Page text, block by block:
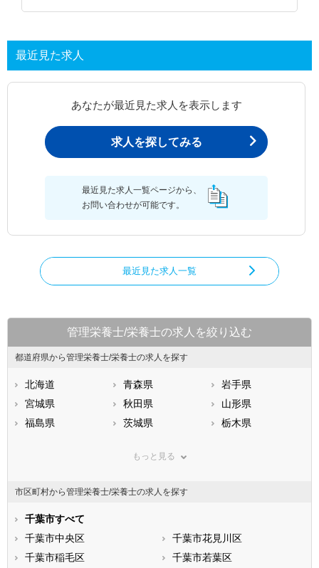
最近見た求人
あなたが最近見た求人を表示します
求人を探してみる
最近見た求人一覧ページから、
お問い合わせが可能です。
最近見た求人一覧
管理栄養士/栄養士の求人を絞り込む
都道府県から管理栄養士/栄養士の求人を探す
北海道 青森県
岩手県
宮城県
秋田県
山形県
福島県
茨城県
栃木県
神奈川県
石川県
福井県
静岡県
滋賀県
大阪府
兵庫県
和歌山県
もっと見る
市区町村から管理栄養士/栄養士の求人を探す
千葉市すべて
千葉市中央区
千葉市花見川区
千葉市稲毛区
千葉市若葉区